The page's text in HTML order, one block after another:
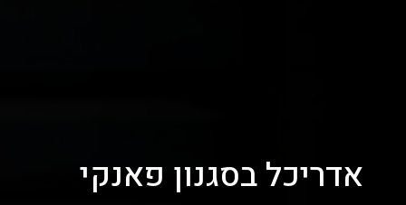
אדריכל בסגנון פאנקי